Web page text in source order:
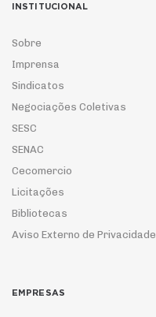
INSTITUCIONAL
Sobre
Imprensa
Sindicatos
Negociações Coletivas
SESC
SENAC
Cecomercio
Licitações
Bibliotecas
Aviso Externo de Privacidade
EMPRESAS